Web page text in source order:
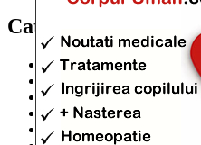
Categorii
Diete si cure de slabire
(706)
Afectiuni si Boli
(401)
Corpul de la A la Z(315)
Medicina Naturista
Anatomie
(295)